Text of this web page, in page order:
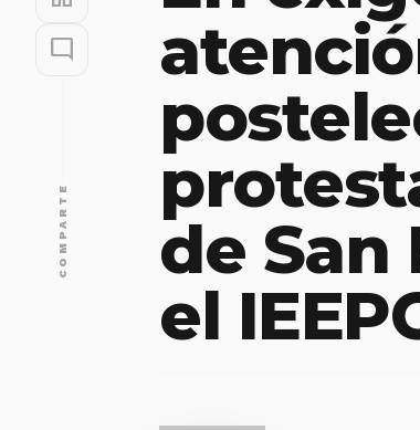
mode_comment
COMPARTE
de San
el